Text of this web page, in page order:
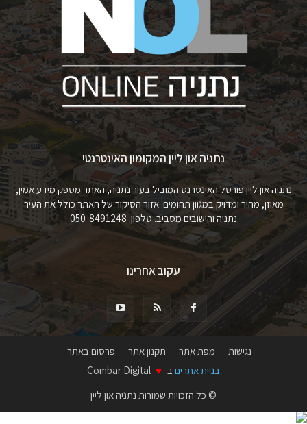
נתניה און ליין המקומון האינטרנטי
נתניה און ליין פורטל האינטרנט המוביל בעיר נתניה, האתר מספק מידע אמין,
מאוזן, מהיר ומדויק במגוון תחומים. אזור הסיקור של האתר כולל את העיר
נתניה והישובים מסביב. טלפון: 050-8491248
עקוב אחרינו
נגישות מפת אתר תקנון אתר
פרסום באתר
בניית אתרים ב- ♥
© כל הזכויות שמורות נתניה און ליין